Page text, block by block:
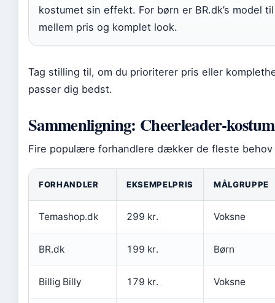
kostumet sin effekt. For børn er BR.dk’s model
mellem pris og komplet look.
Tag stilling til, om du prioriterer pris eller
passer dig bedst.
Sammenligning: Cheerleader-
Fire populære forhandlere dækker de fleste behov
FORHANDLER EKSEMPELPRIS MÅLGRUPPE
Temashop.dk 299 kr. Voksne
BR.dk 199 kr. Børn
Billig Billy 179 kr. Voksne